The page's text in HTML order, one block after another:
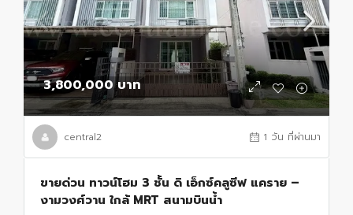
3,800,000 บาท
central2 1 วัน ที่ผ่านมา
ขายด่วน ทาวน์โฮม 3 ชั้น ดิ เอ็กซ์คลูซีฟ แคราย –
งามวงศ์วาน ใกล้ MRT สนามบินน้ำ